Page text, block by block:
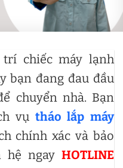
chiếc máy lạnh
bạn đang đau đầu
chuyển nhà. Bạn
vụ tháo lắp máy
chính xác và bảo
hệ ngay HOTLINE